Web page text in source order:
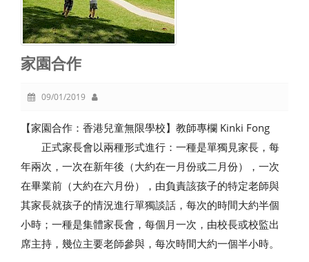
家園合作
09/01/2019
【家園合作：香港兒童無限學校】教師專欄 Kinki Fong
正式家長會以兩種形式進行：一種是單獨見家長，每
年兩次，一次在新年後（大約在一月份或二月份），一次
在畢業前（大約在六月份），由負責該孩子的特定老師與
其家長就孩子的情況進行單獨談話，每次的時間大約半個
小時；一種是集體家長會，每個月一次，由校長或校監出
席主持，幾位主要老師參與，每次時間大約一個半小時。